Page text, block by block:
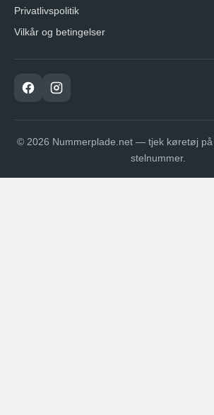
Privatlivspolitik
Vilkår og betingelser
© 2026 Nummerplade.net — tjek køretøj
stelnummer.